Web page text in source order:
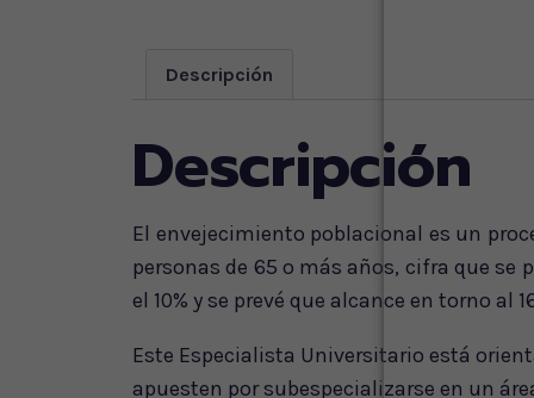
Descripción
Descripción
El envejecimiento poblacional es un
personas de 65 o más años, cifra que se
el 10% y se prevé que alcance en torno al
Este Especialista Universitario está
apuesten por subespecializarse en un